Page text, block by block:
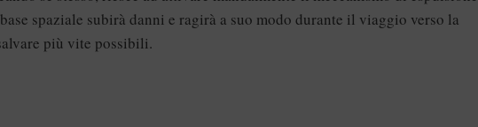
spaziale subirà danni e ragirà a suo modo durante il viaggio verso la
più vite possibili.